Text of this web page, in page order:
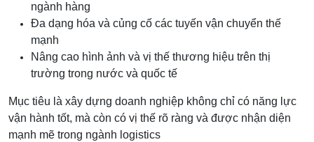
ngành hàng
Đa dạng hóa và củng cố các tuyến vận chuyển thế
mạnh
Nâng cao hình ảnh và vị thế thương hiệu trên thị
trường trong nước và quốc tế
Mục tiêu là xây dựng doanh nghiệp không chỉ có năng lực
vận hành tốt, mà còn có vị thế rõ ràng và được nhận diện
mạnh mẽ trong ngành logistics